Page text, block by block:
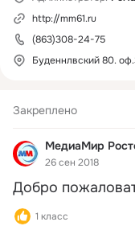
Закреплено
МедиаМир
26 сен 2018
Добро
1 класс
http://mm61.ru
(863)308-24-75
Буденнлвский 80.